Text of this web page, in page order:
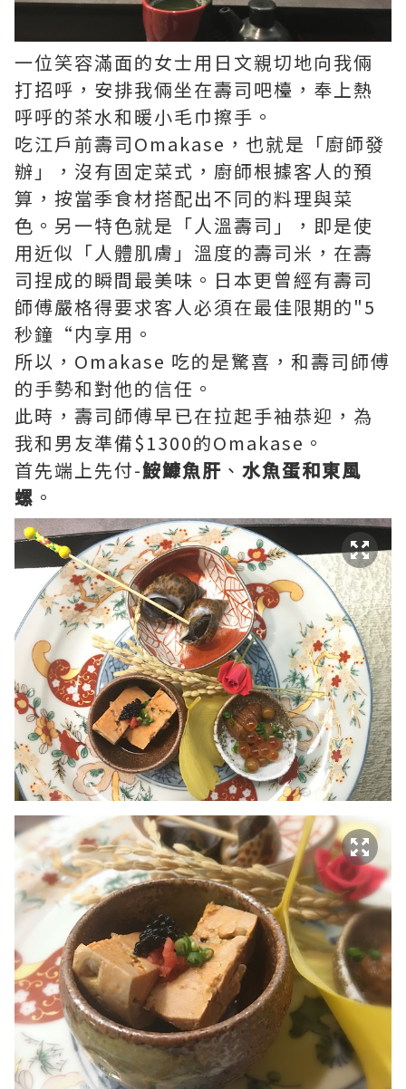
一位笑容滿面的女士用日文親切地向我倆
打招呼，安排我倆坐在壽司吧檯，奉上熱
呼呼的茶水和暖小毛巾擦手。
吃江戶前壽司Omakase，也就是「廚師發
辦」，沒有固定菜式，廚師根據客人的預
算，按當季食材搭配出不同的料理與菜
色。另一特色就是「人溫壽司」，即是使
用近似「人體肌膚」溫度的壽司米，在壽
司捏成的瞬間最美味。日本更曾經有壽司
師傅嚴格得要求客人必須在最佳限期的"5
秒鐘“内享用。
所以，Omakase 吃的是驚喜，和壽司師傅
的手勢和對他的信任。
此時，壽司師傅早已在拉起手袖恭迎，為
我和男友準備$1300的Omakase。
首先端上先付-鮟鱇魚肝 、 水魚蛋和東風
螺 。